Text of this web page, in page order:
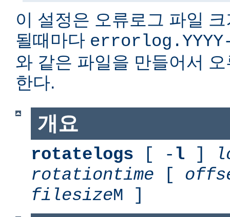
이 설정은 오류로그 파일
될때마다 errorlog.YYYY-
와 같은 파일을 만들어서
한다.
개요
rotatelogs [ - l ]
rotationtime [
filesizeM ]